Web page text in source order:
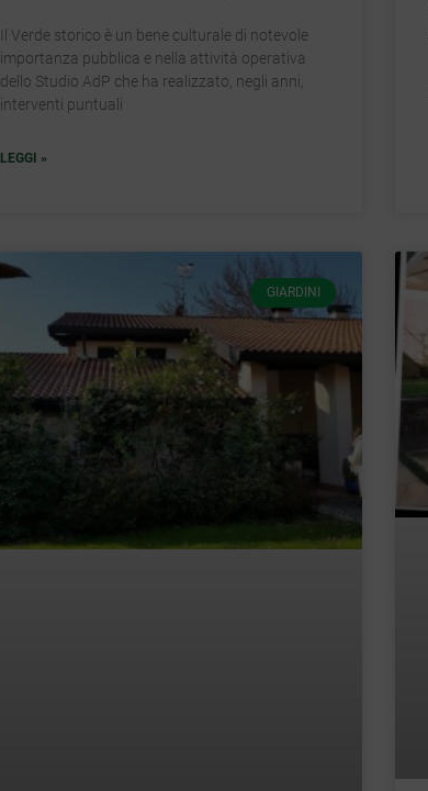
Il Verde storico è un bene culturale di notevole
importanza pubblica e nella attività operativa
dello Studio AdP che ha realizzato, negli anni,
interventi puntuali
LEGGI »
GIARDINI